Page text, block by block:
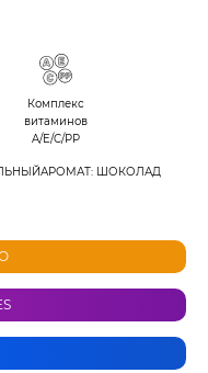
Комплекс
витаминов
A/E/C/PP
АРОМАТ: ШОКОЛАД